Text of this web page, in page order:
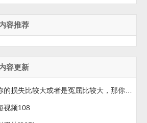
容推荐
容更新
如果你的损失比较大或者是冤屈比较大，那你想挽回损失或
视频108